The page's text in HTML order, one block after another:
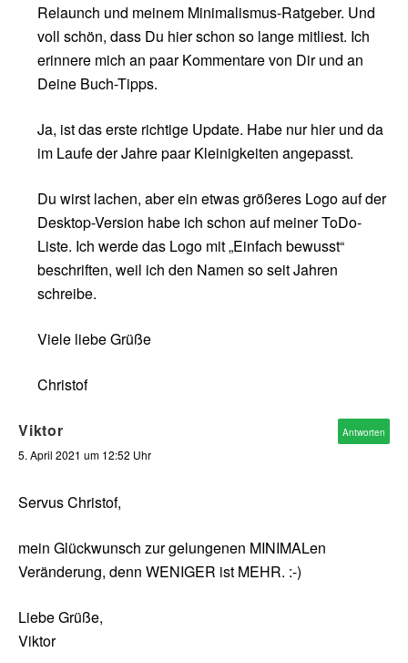
Relaunch und meinem Minimalismus-Ratgeber. Und
voll schön, dass Du hier schon so lange mitliest. Ich
erinnere mich an paar Kommentare von Dir und an
Deine Buch-Tipps.
Ja, ist das erste richtige Update. Habe nur hier und da
im Laufe der Jahre paar Kleinigkeiten angepasst.
Du wirst lachen, aber ein etwas größeres Logo auf der
Desktop-Version habe ich schon auf meiner ToDo-
Liste. Ich werde das Logo mit „Einfach bewusst“
beschriften, weil ich den Namen so seit Jahren
schreibe.
Viele liebe Grüße
Christof
Viktor
5. April 2021 um 12:52 Uhr
Servus Christof,
mein Glückwunsch zur gelungenen MINIMALen
Veränderung, denn WENIGER ist MEHR. :-)
Liebe Grüße,
Viktor
Antworten